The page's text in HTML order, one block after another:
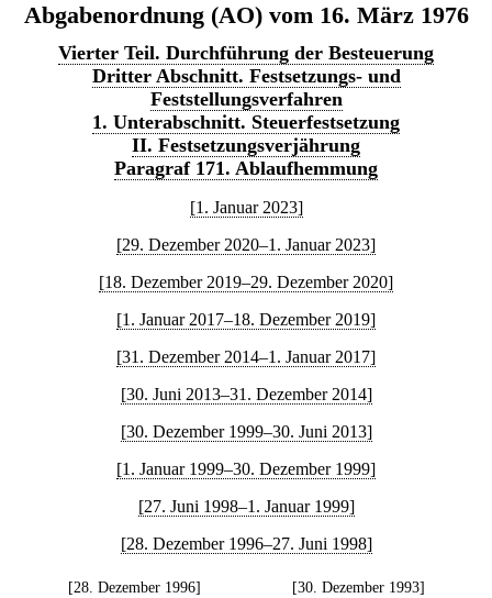
Abgabenordnung (AO) vom 16. März 1976
Vierter Teil. Durchführung der Besteuerung
Dritter Abschnitt. Festsetzungs- und
Feststellungsverfahren
1. Unterabschnitt. Steuerfestsetzung
II. Festsetzungsverjährung
Paragraf 171. Ablaufhemmung
[1. Januar 2023]
[29. Dezember 2020–1. Januar 2023]
[18. Dezember 2019–29. Dezember 2020]
[1. Januar 2017–18. Dezember 2019]
[31. Dezember 2014–1. Januar 2017]
[30. Juni 2013–31. Dezember 2014]
[30. Dezember 1999–30. Juni 2013]
[1. Januar 1999–30. Dezember 1999]
[27. Juni 1998–1. Januar 1999]
[28. Dezember 1996–27. Juni 1998]
[28. Dezember 1996]
[30. Dezember 1993]